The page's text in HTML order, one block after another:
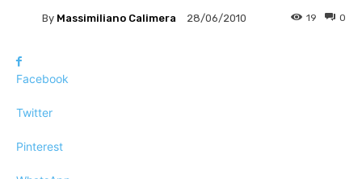
By Massimiliano Calimera 28/06/2010 0
19
Facebook
Twitter
Pinterest